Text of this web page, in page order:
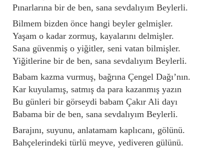
Pınarlarına bir de ben, sana sevdalıyım Beylerli.
Bilmem bizden önce hangi beyler gelmişler.
Yaşam o kadar zormuş, kayalarını delmişler.
Sana güvenmiş o yiğitler, seni vatan bilmişler.
Yiğitlerine bir de ben, sana sevdalıyım Beylerli.
Babam kazma vurmuş, bağrına Çengel Dağı’nın.
Kar kuyulamış, satmış da para kazanmış yazın
Bu günleri bir görseydi babam Çakır Ali dayı
Babama bir de ben, sana sevdalıyım Beylerli.
Barajını, suyunu, anlatamam kaplıcanı, gölünü.
Bahçelerindeki türlü meyve, yediveren gülünü.